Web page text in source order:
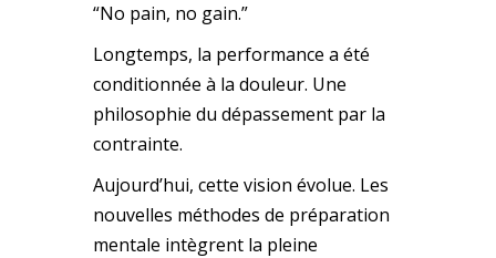
“No pain, no gain.”
Longtemps, la performance a été
conditionnée à la douleur. Une
philosophie du dépassement par la
contrainte.
Aujourd’hui, cette vision évolue. Les
nouvelles méthodes de préparation
mentale intègrent la pleine